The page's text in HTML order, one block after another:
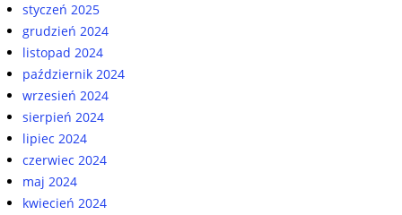
styczeń 2025
grudzień 2024
listopad 2024
październik 2024
wrzesień 2024
sierpień 2024
lipiec 2024
czerwiec 2024
maj 2024
kwiecień 2024